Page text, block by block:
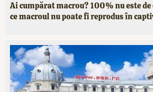
Ai cumpărat macrou? 100% nu este de
ce macroul nu poate fi reprodus în